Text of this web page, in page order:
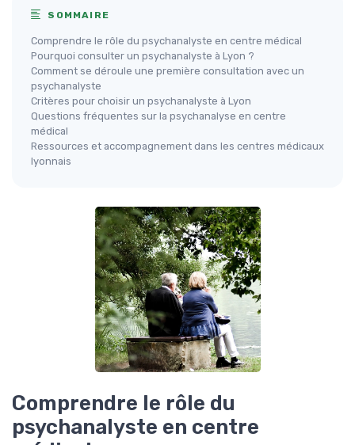
SOMMAIRE
Comprendre le rôle du psychanalyste en centre médical
Pourquoi consulter un psychanalyste à Lyon ?
Comment se déroule une première consultation avec un
psychanalyste
Critères pour choisir un psychanalyste à Lyon
Questions fréquentes sur la psychanalyse en centre
médical
Ressources et accompagnement dans les centres médicaux
lyonnais
Comprendre le rôle du
psychanalyste en centre